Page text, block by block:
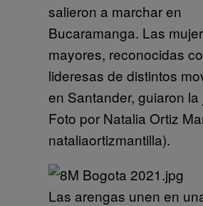
salieron a marchar en
Bucaramanga. Las
mayores, reconocidas
lideresas de distintos
en Santander, guiaron la
Foto por Natalia Ortiz
nataliaortizmantilla).
Las arengas unen en